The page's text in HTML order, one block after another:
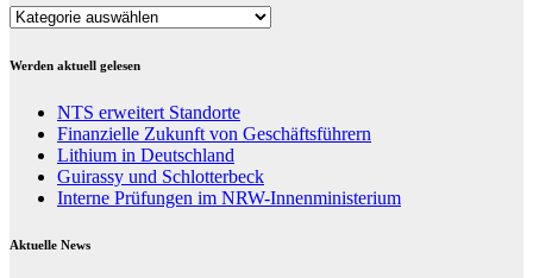
Kategorien
Werden aktuell gelesen
NTS erweitert Standorte
Finanzielle Zukunft von Geschäftsführern
Lithium in Deutschland
Guirassy und Schlotterbeck
Interne Prüfungen im NRW-Innenministerium
Aktuelle News